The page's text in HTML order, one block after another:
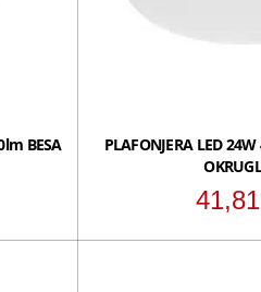
BESA
PLAFONJERA LED
41,81